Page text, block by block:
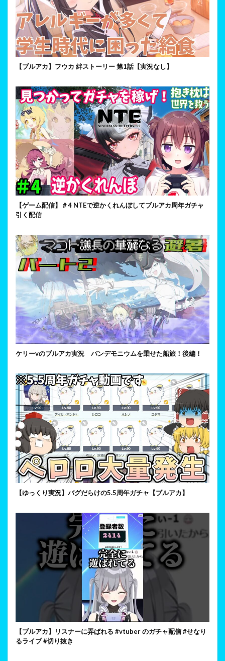
【ブルアカ】フウカ 絆ストーリー 第1話【実況なし】
【ゲーム配信】＃4 NTEで逆かくれんぼしてブルアカ周年ガチャ
引く配信
ケリーvのブルアカ実況 パンデモニウムを乗せた船旅！後編！
【ゆっくり実況】バグだらけの5.5周年ガチャ【ブルアカ】
【ブルアカ】リスナーに弄ばれる #vtuber のガチャ配信 #せなり
るライブ #切り抜き